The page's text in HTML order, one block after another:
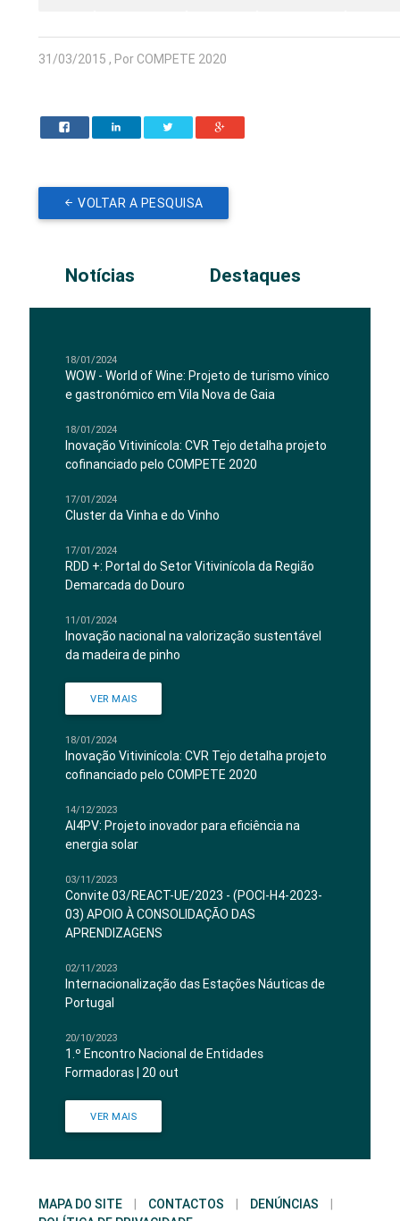
31/03/2015 , Por COMPETE 2020
VOLTAR A PESQUISA
Notícias Destaques
18/01/2024
WOW - World of Wine: Projeto de turismo vínico
e gastronómico em Vila Nova de Gaia
18/01/2024
Inovação Vitivinícola: CVR Tejo detalha projeto
cofinanciado pelo COMPETE 2020
17/01/2024
Cluster da Vinha e do Vinho
17/01/2024
RDD +: Portal do Setor Vitivinícola da Região
Demarcada do Douro
11/01/2024
Inovação nacional na valorização sustentável
da madeira de pinho
VER MAIS
18/01/2024
Inovação Vitivinícola: CVR Tejo detalha projeto
cofinanciado pelo COMPETE 2020
14/12/2023
AI4PV: Projeto inovador para eficiência na
energia solar
03/11/2023
Convite 03/REACT-UE/2023 - (POCI-H4-2023-
03) APOIO À CONSOLIDAÇÃO DAS
APRENDIZAGENS
02/11/2023
Internacionalização das Estações Náuticas de
Portugal
20/10/2023
1.º Encontro Nacional de Entidades
Formadoras | 20 out
VER MAIS
MAPA DO SITE CONTACTOS DENÚNCIAS